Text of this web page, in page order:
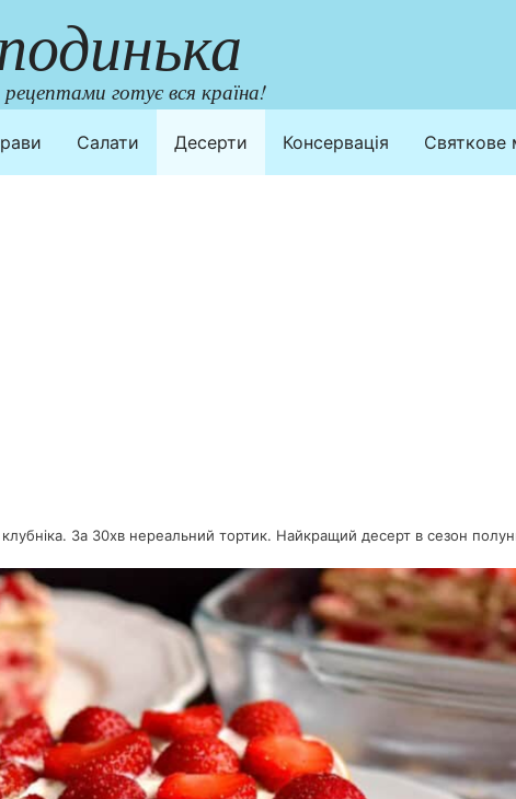
готує вся країна!
Салати Десерти Консервація Святкове
клубніка. За 30хв нереальний тортик. Найкращий десерт в сезон